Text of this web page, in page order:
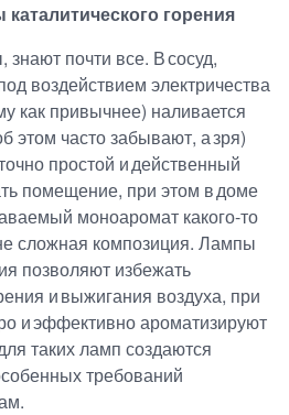
горения
почти все. В сосуд,
воздействием электричества
как привычнее) наливается
этом часто забывают, а зря)
простой и действенный
помещение, при этом в доме
моноаромат какого-то
сложная композиция. Лампы
позволяют избежать
и выжигания воздуха, при
и эффективно ароматизируют
таких ламп создаются
требований